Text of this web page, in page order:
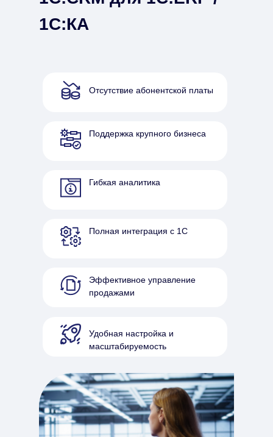
1С:КА
Отсутствие абонентской платы
Поддержка крупного бизнеса
Гибкая аналитика
Полная интеграция с 1С
Эффективное управление
продажами
Удобная настройка и
масштабируемость